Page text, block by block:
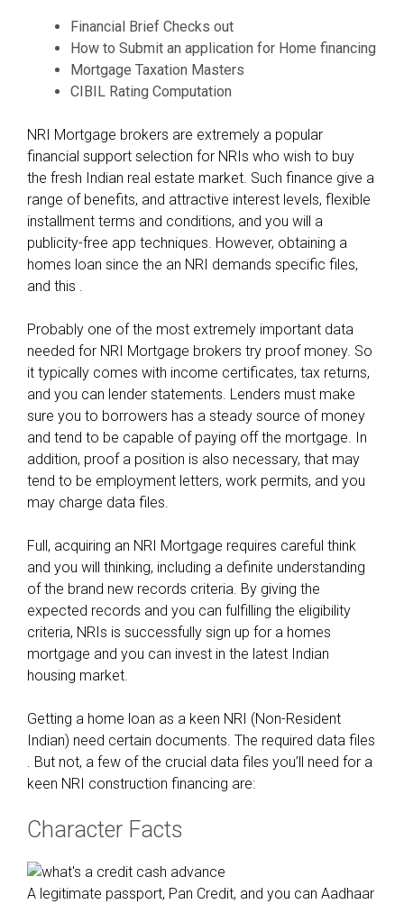
i
l
i
z
y
o
u
r
m
o
n
Financial Brief Checks out
How to Submit an application for Home financing
Mortgage Taxation Masters
CIBIL Rating Computation
NRI Mortgage brokers are extremely a popular
financial support selection for NRIs who wish to buy
the fresh Indian real estate market. Such finance give a
range of benefits, and attractive interest levels, flexible
installment terms and conditions, and you will a
publicity-free app techniques. However, obtaining a
homes loan since the an NRI demands specific files,
and this .
Probably one of the most extremely important data
needed for NRI Mortgage brokers try proof money. So
it typically comes with income certificates, tax returns,
and you can lender statements. Lenders must make
sure you to borrowers has a steady source of money
and tend to be capable of paying off the mortgage. In
addition, proof a position is also necessary, that may
tend to be employment letters, work permits, and you
may charge data files.
Full, acquiring an NRI Mortgage requires careful think
and you will thinking, including a definite understanding
of the brand new records criteria. By giving the
expected records and you can fulfilling the eligibility
criteria, NRIs is successfully sign up for a homes
mortgage and you can invest in the latest Indian
housing market.
Getting a home loan as a keen NRI (Non-Resident
Indian) need certain documents. The required data files
. But not, a few of the crucial data files you’ll need for a
keen NRI construction financing are:
Character Facts
A legitimate passport, Pan Credit, and you can Aadhaar